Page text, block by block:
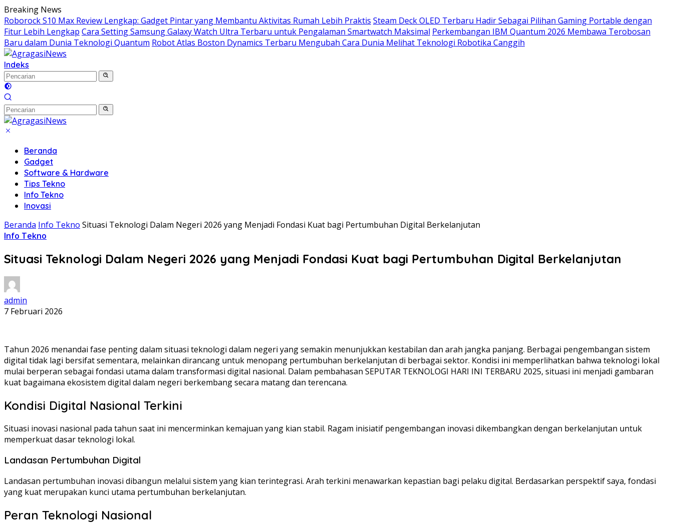
Langsung
ke
konten
Breaking News
Roborock S10 Max Review Lengkap: Gadget Pintar yang Membantu Aktivitas Rumah Lebih Praktis Steam Deck OLED Terbaru Hadir Sebagai Pilihan Gaming Portable dengan
Fitur Lebih Lengkap Cara Setting Samsung Galaxy Watch Ultra Terbaru untuk Pengalaman Smartwatch Maksimal Perkembangan IBM Quantum 2026 Membawa Terobosan
Baru dalam Dunia Teknologi Quantum Robot Atlas Boston Dynamics Terbaru Mengubah Cara Dunia Melihat Teknologi Robotika Canggih
Indeks
Beranda
Gadget
Software & Hardware
Tips Tekno
Info Tekno
Inovasi
Beranda Info Tekno Situasi Teknologi Dalam Negeri 2026 yang Menjadi Fondasi Kuat bagi Pertumbuhan Digital Berkelanjutan
Info Tekno
Situasi Teknologi Dalam Negeri 2026 yang Menjadi Fondasi Kuat bagi Pertumbuhan Digital Berkelanjutan
admin
7 Februari 2026
Tahun 2026 menandai fase penting dalam situasi teknologi dalam negeri yang semakin menunjukkan kestabilan dan arah jangka panjang. Berbagai pengembangan sistem
digital tidak lagi bersifat sementara, melainkan dirancang untuk menopang pertumbuhan berkelanjutan di berbagai sektor. Kondisi ini memperlihatkan bahwa teknologi lokal
mulai berperan sebagai fondasi utama dalam transformasi digital nasional. Dalam pembahasan SEPUTAR TEKNOLOGI HARI INI TERBARU 2025, situasi ini menjadi gambaran
kuat bagaimana ekosistem digital dalam negeri berkembang secara matang dan terencana.
Kondisi Digital Nasional Terkini
Situasi inovasi nasional pada tahun saat ini mencerminkan kemajuan yang kian stabil. Ragam inisiatif pengembangan inovasi dikembangkan dengan berkelanjutan untuk
memperkuat dasar teknologi lokal.
Landasan Pertumbuhan Digital
Landasan pertumbuhan inovasi dibangun melalui sistem yang kian terintegrasi. Arah terkini menawarkan kepastian bagi pelaku digital. Berdasarkan perspektif saya, fondasi
yang kuat merupakan kunci utama pertumbuhan berkelanjutan.
Peran Teknologi Nasional